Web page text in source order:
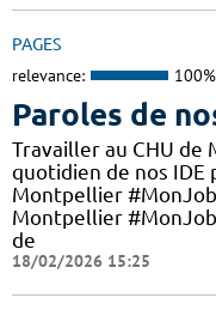
PAGES
relevance: 100%
Paroles de
Travailler au CHU de
quotidien de nos IDE
Montpellier
Montpellier
de
18/02/2026 15:25